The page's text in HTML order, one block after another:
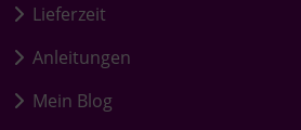
Lieferzeit
Anleitungen
Mein Blog